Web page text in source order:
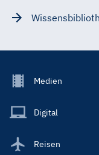
Footer
Main
Medien
Digital
Reisen